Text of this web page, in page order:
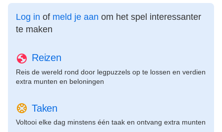
Log in of meld je aan om het spel interessanter
te maken
Reizen
Reis de wereld rond door legpuzzels op te lossen en verdien
extra munten en beloningen
Taken
Voltooi elke dag minstens één taak en ontvang extra munten